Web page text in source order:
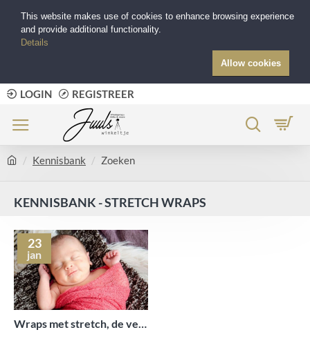
LOGIN REGISTREER
Kennisbank Zoeken
KENNISBANK - STRETCH WRAPS
23
jan
This website makes use of cookies to enhance browsing experience
and provide additional functionality.
Details
Allow cookies